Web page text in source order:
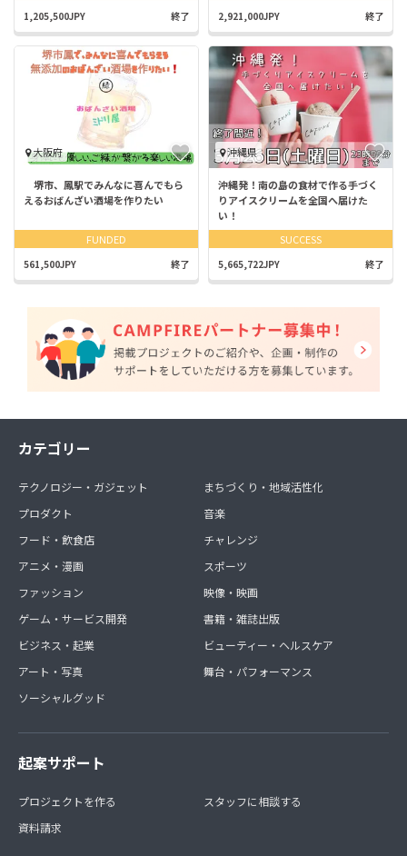
1,205,500JPY 終了 2,921,000JPY 終了
大阪府
堺市、鳳駅でみんなに喜んでもら
えるおばんざい酒場を作りたい
FUNDED
561,500JPY 終了
沖縄県
沖縄発！南の島の食材で作る手づく
りアイスクリームを全国へ届けた
い！
SUCCESS
5,665,722JPY 終了
カテゴリー
テクノロジー・ガジェット
プロダクト
フード・飲食店
アニメ・漫画
ファッション
ゲーム・サービス開発
ビジネス・起業
アート・写真
ソーシャルグッド
まちづくり・地域活性化
音楽
チャレンジ
スポーツ
映像・映画
書籍・雑誌出版
ビューティー・ヘルスケア
舞台・パフォーマンス
起案サポート
プロジェクトを作る
資料請求
スタッフに相談する